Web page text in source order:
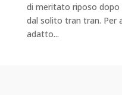
di meritato riposo dopo
dal solito tran tran. Per
adatto...